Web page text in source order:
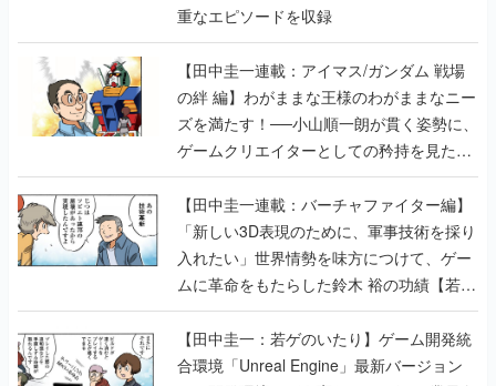
の絆 編】わがままな王様のわがままなニー
ズを満たす！──小山順一朗が貫く姿勢に、
ゲームクリエイターとしての矜持を見た
【若ゲのいたり最終回】
【田中圭一連載：バーチャファイター編】
「新しい3D表現のために、軍事技術を採り
入れたい」世界情勢を味方につけて、ゲー
ムに革命をもたらした鈴木 裕の功績【若ゲ
のいたり】
【田中圭一：若ゲのいたり】ゲーム開発統
合環境「Unreal Engine」最新バージョン
で、開発環境はどう変わる？ ゲーム業界向
けソリューションイベント「GTMF2019」
に行って、より理解を深めよう【PR】